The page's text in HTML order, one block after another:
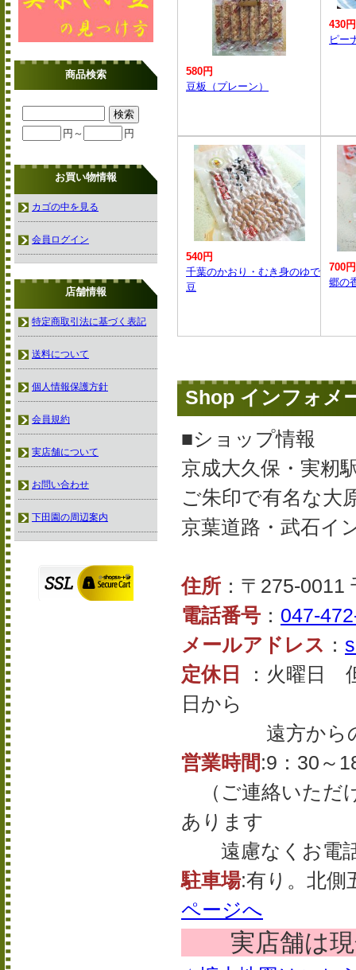
580円
豆板（プレーン）
430円
ピー
540円
千葉のかおり・むき身のゆで
豆
700円
郷の
Shop インフォメ
■ショップ情報
京成大久保・実籾
ご朱印で有名な大
京葉道路・武石イ
住所 ：〒275-
電話番号 ： 047-
メールアドレス ：
定休日
：火曜日
日から
遠方からの場
営業時間:9：30～
（ご連絡いただ
あります
遠慮なくお電話
駐車場:有り。北
ページへ
実店舗は現
商品検索
円～ 円
お買い物情報
カゴの中を見る
会員ログイン
店舗情報
特定商取引法に基づく表記
送料について
個人情報保護方針
会員規約
実店舗について
お問い合わせ
下田園の周辺案内